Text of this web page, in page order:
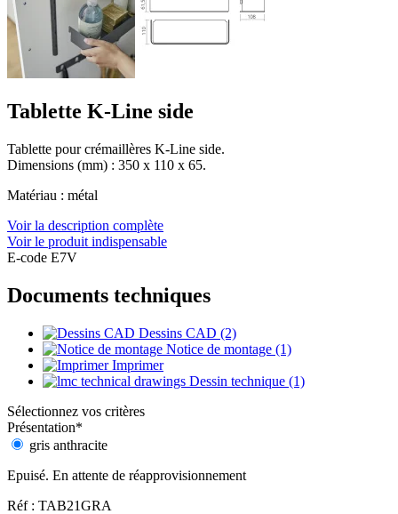
Tablette K-Line side
Tablette pour crémaillères K-Line side.
Dimensions (mm) : 350 x 110 x 65.
Matériau : métal
Voir la description complète
Voir le produit indispensable
E-code E7V
Documents techniques
Dessins CAD (2)
Notice de montage (1)
Imprimer
Dessin technique (1)
Sélectionnez vos critères
Présentation*
gris anthracite
Epuisé. En attente de réapprovisionnement
Réf : TAB21GRA